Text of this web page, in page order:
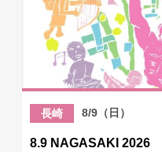
長崎 8/9（日）
8.9 NAGASAKI 2026